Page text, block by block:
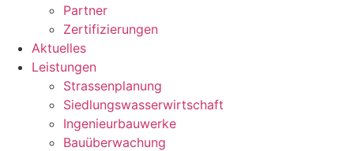
Partner
Zertifizierungen
Aktuelles
Leistungen
Strassenplanung
Siedlungswasserwirtschaft
Ingenieurbauwerke
Bauüberwachung